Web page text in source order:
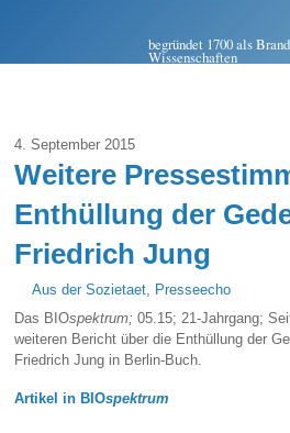
begründet 1700 als
Wissenschaften
4. September 2015
Weitere
Enthüllung der
Friedrich Jung
Aus der Sozietaet, Presseecho
Das BIOspektrum;05.15; 21-Jahrgang;
weiteren Bericht über die Enthüllung der
Friedrich Jung in Berlin-Buch.
Artikel in BIOspektrum